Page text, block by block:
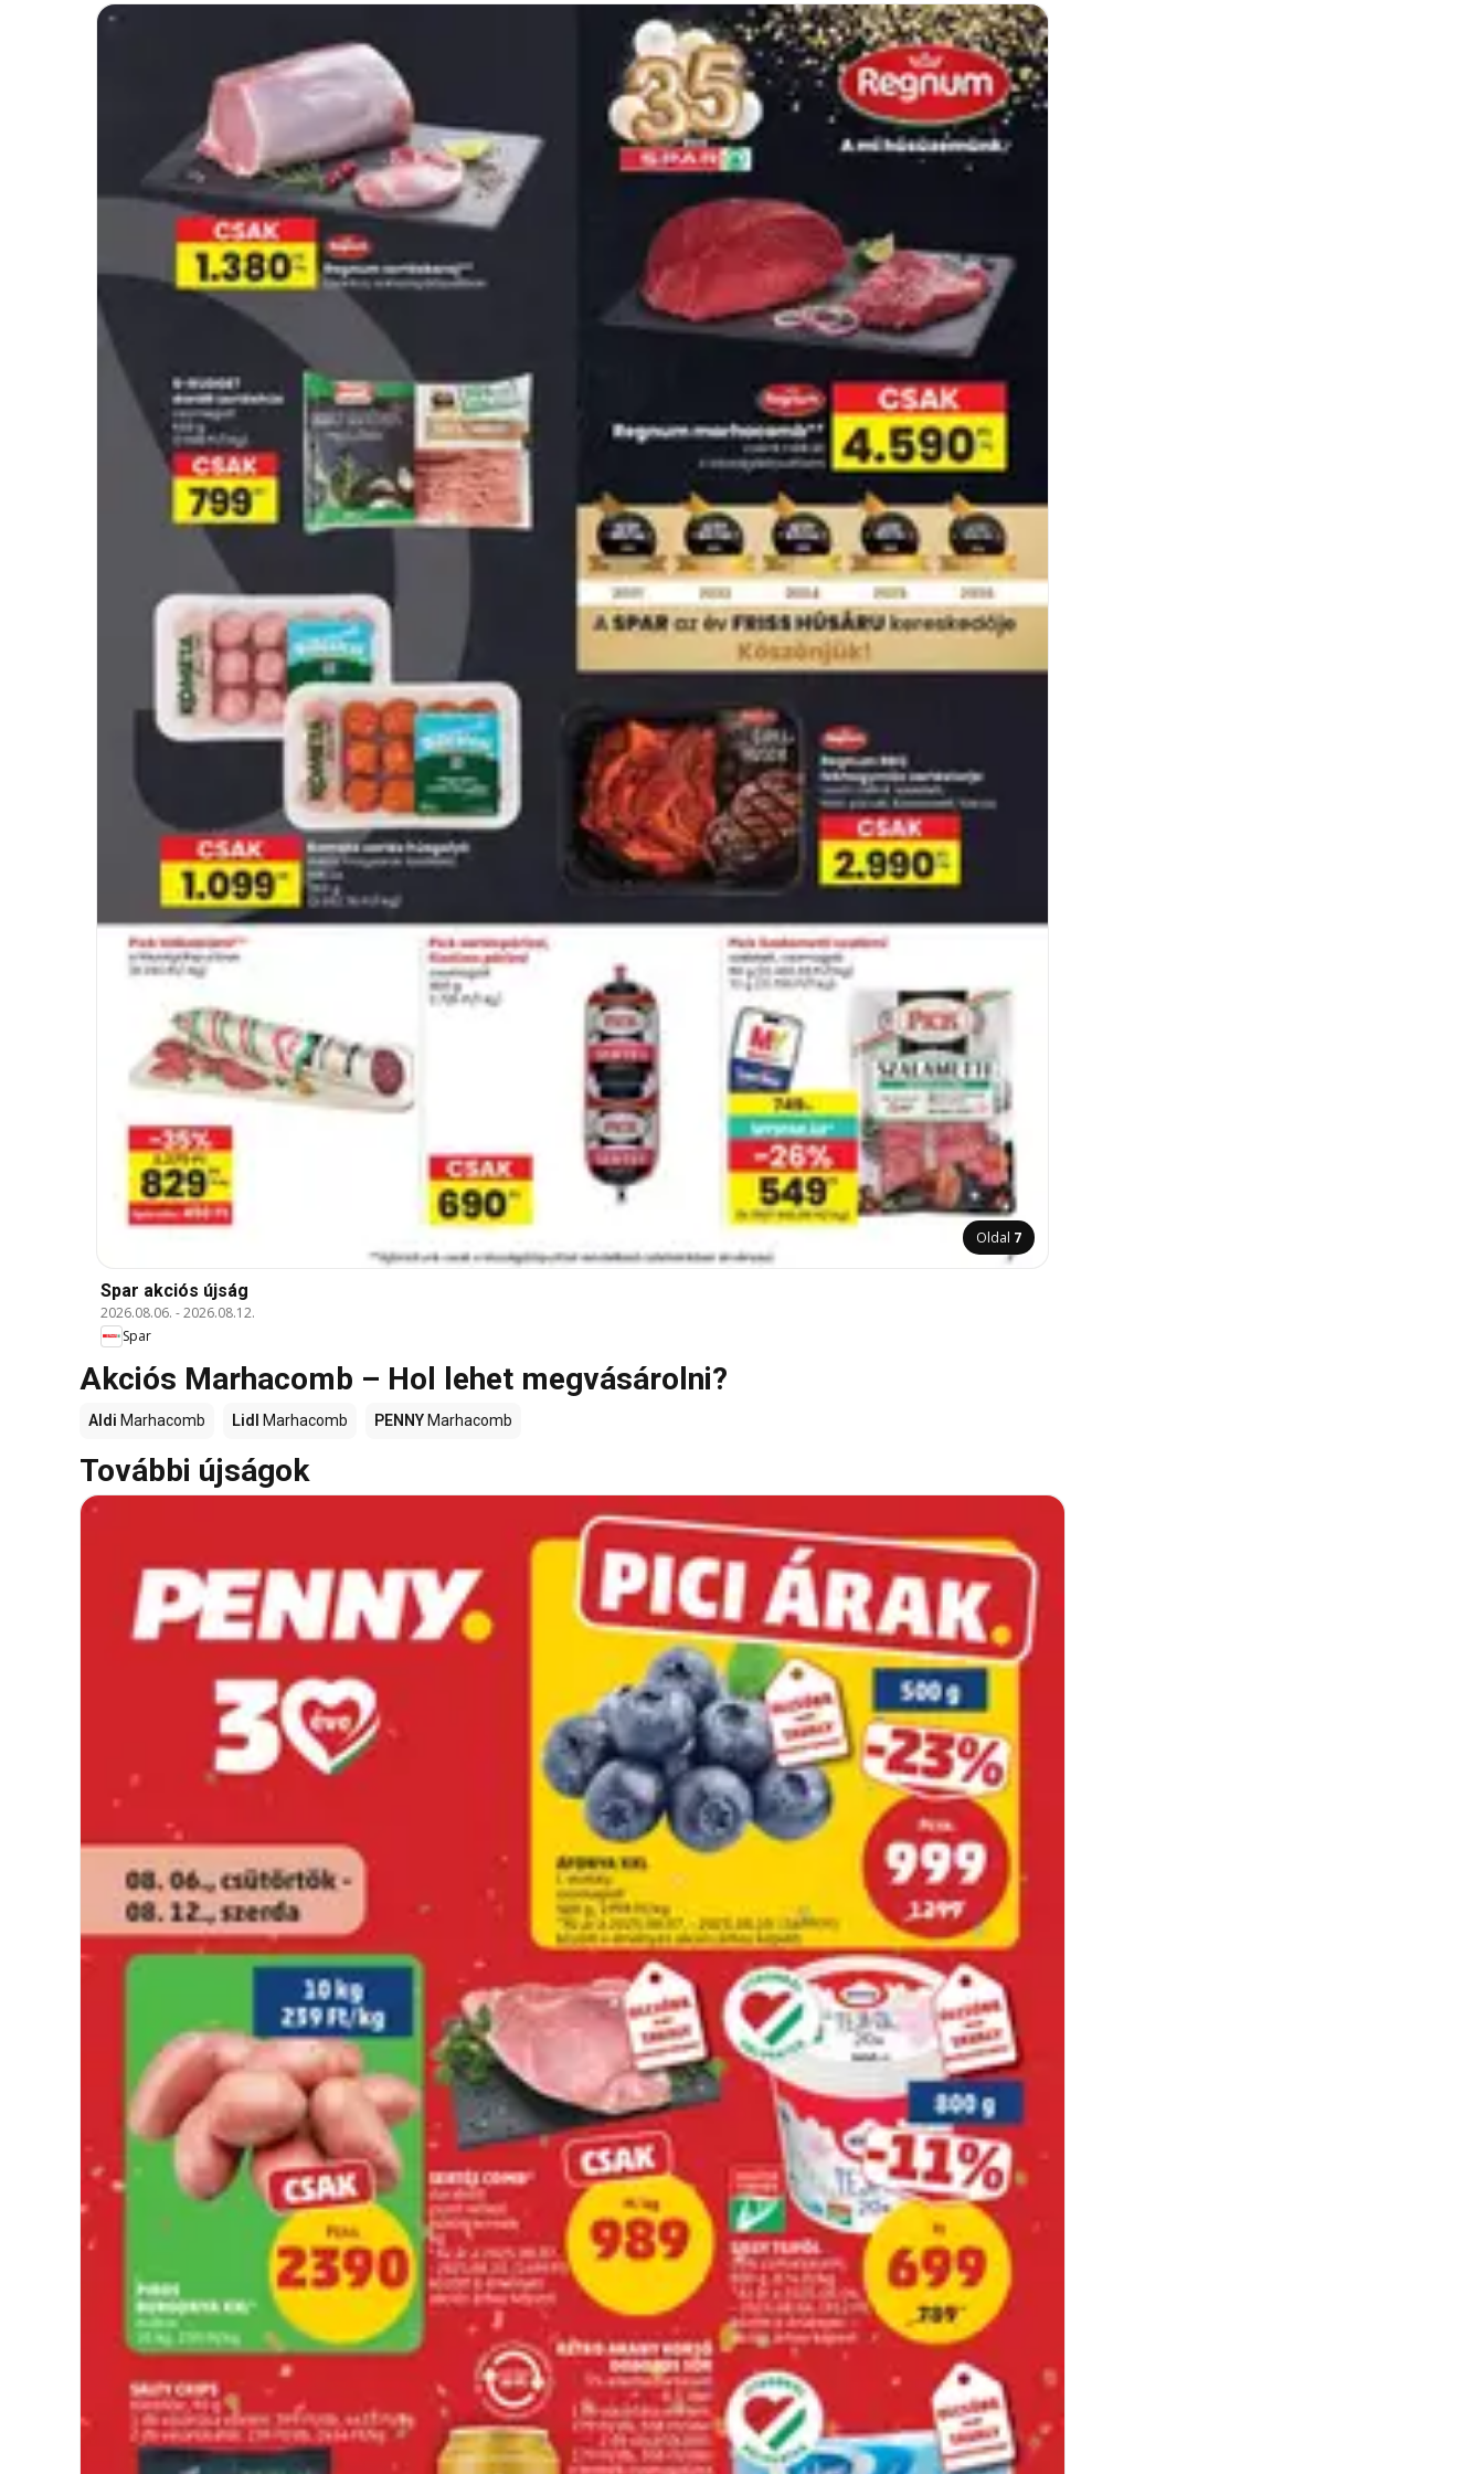
Oldal 7
Spar akciós újság
2026.08.06. -2026.08.12.
Spar
Akciós Marhacomb – Hol lehet megvásárolni?
Aldi Marhacomb Lidl Marhacomb PENNYMarhacomb
További újságok